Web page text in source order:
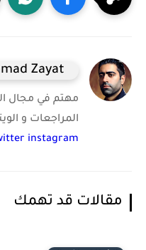
Zayat
مهتم في مجال
المراجعات و
instagram
مقالات قد تهمك